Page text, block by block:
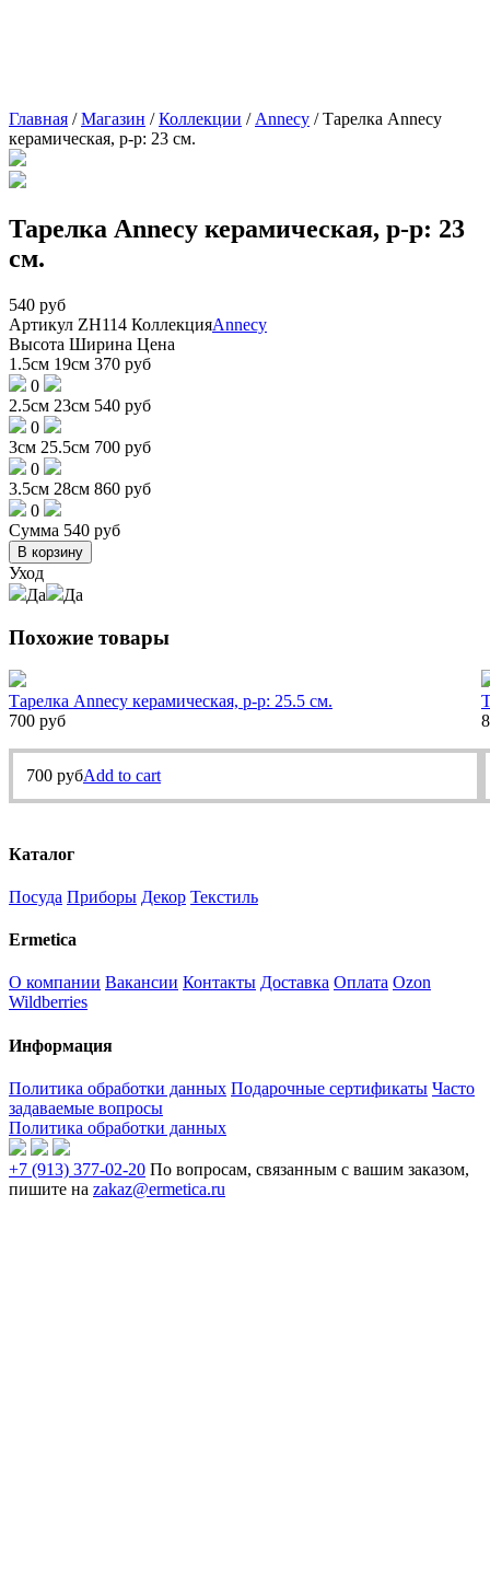
Главная /Магазин /Коллекции / Annecy /Тарелка Annecy
керамическая, р-р: 23 см.
Тарелка Annecy керамическая, р-р: 23
см.
540 руб
Артикул ZH114 КоллекцияAnnecy
Высота Ширина Цена
1.5см 19см 370 руб
0
2.5см 23см 540 руб
0
3см 25.5см 700 руб
0
3.5см 28см 860 руб
0
Сумма 540 руб
В корзину
Уход
Да
Да
Похожие товары
Тарелка Annecy керамическая, р-р: 25.5 см.
700 руб
700 рубAdd to cart
Каталог
Посуда Приборы Декор Текстиль
Ermetica
О компании Вакансии Контакты Доставка Оплата Ozon
Wildberries
Информация
Политика обработки данных Подарочные сертификаты Часто
задаваемые вопросы
Политика обработки данных
+7 (913) 377-02-20 По вопросам, связанным с вашим заказом,
пишите на zakaz@ermetica.ru